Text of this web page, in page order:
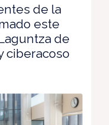
de la
este
de
ciberacoso